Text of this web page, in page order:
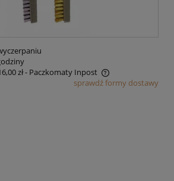
zł- Paczkomaty Inpost
kosztów płatności
sprawdź formy dostawy